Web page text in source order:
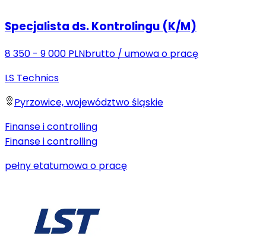
Specjalista ds. Kontrolingu (K/M)
8 350 - 9 000 PLNbrutto / umowa o pracę
LS Technics
Pyrzowice, województwo śląskie
Finanse i controlling
Finanse i controlling
pełny etatumowa o pracę